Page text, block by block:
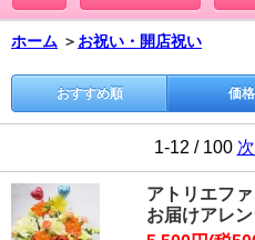
ホーム ＞ お祝い・開店祝い
おすすめ順 価
1-12 / 100
アトリエフ
お届けアレ